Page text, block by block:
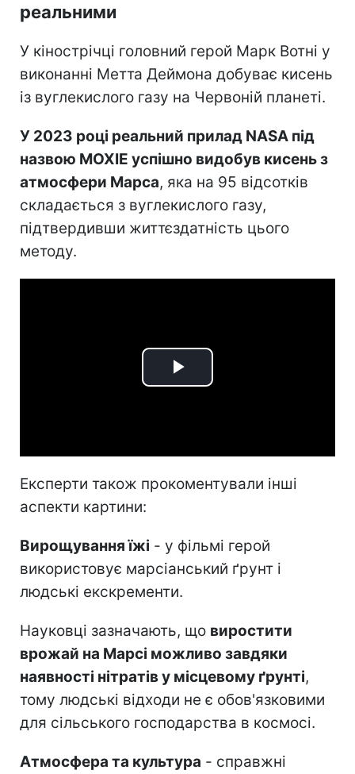
реальними
У кінострічці головний герой Марк Вотні у
виконанні Метта Деймона добуває кисень
із вуглекислого газу на Червоній планеті.
У 2023 році реальний прилад NASA під
назвою MOXIE успішно видобув кисень з
атмосфери Марса, яка на 95 відсотків
складається з вуглекислого газу,
підтвердивши життєздатність цього
методу.
Play
Експерти також прокоментували інші
аспекти картини:
Вирощування їжі - у фільмі герой
використовує марсіанський ґрунт і
людські екскременти.
Науковці зазначають, що виростити
врожай на Марсі можливо завдяки
наявності нітратів у місцевому ґрунті,
тому людські відходи не є обов'язковими
для сільського господарства в космосі.
Атмосфера та культура - справжні